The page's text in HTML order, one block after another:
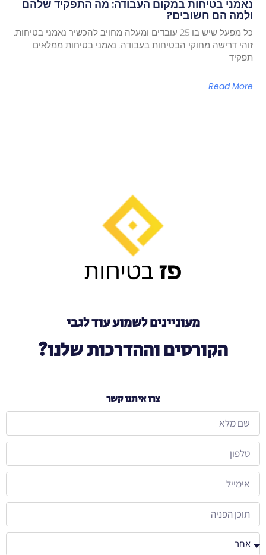
נאמני בטיחות במקום העבודה: מה התפקיד שלהם
ולמה הם חשובים?
כל מפעל שיש בו 25 עובדים ומעלה מחויב להכשיר נאמני בטיחות.
זוהי דרישה מחוקי הבטיחות בעבודה. נאמני בטיחות ממלאים
תפקיד
Read More
מעוניינים לשמוע עוד לגבי
הקורסים וההדרכות שלנו?
צרו איתנו קשר